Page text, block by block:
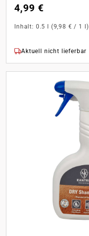
4,99 €
Inhalt: 0.5 l (9,98 € / 1 l)
Aktuell nicht lieferbar